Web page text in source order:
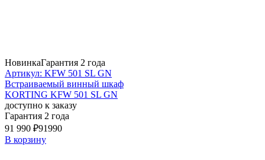
НовинкаГарантия 2 года
Артикул: KFW 501 SL GN
Встраиваемый винный шкаф
KORTING KFW 501 SL GN
доступно к заказу
Гарантия 2 года
91 990 ₽91990
В корзину